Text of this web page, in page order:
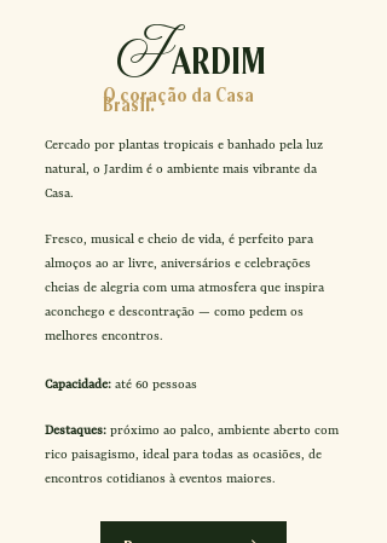
JARDIM
O coração da Casa
Brasil.
Cercado por plantas tropicais e banhado pela luz
natural, o Jardim é o ambiente mais vibrante da
Casa.
Fresco, musical e cheio de vida, é perfeito para
almoços ao ar livre, aniversários e celebrações
cheias de alegria com uma atmosfera que inspira
aconchego e descontração — como pedem os
melhores encontros.
Capacidade: até 60 pessoas
Destaques: próximo ao palco, ambiente aberto com
rico paisagismo, ideal para todas as ocasiões, de
encontros cotidianos à eventos maiores.